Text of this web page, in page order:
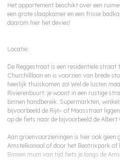
Het appartement beschikt over een
een grote slaapkamer en een frisse
daarom hier het devies!
Locatie:
De Reggestraat is een residentiele straat
Churchilllaan en is voorzien van brede
heerlijk thuiskomen zo! Wel de lusten
Rivierenbuurt: je woont in een rustige
binnen handbereik. Supermarkten,
bijvoorbeeld de Rijn- of Maasstraat
op de fiets naar de bijvoorbeeld de
Aan groenvoorzieningen is hier ook geen
Amstelkanaal of door het Beatrixpark of
Binnen mum van tijd fiets je langs de